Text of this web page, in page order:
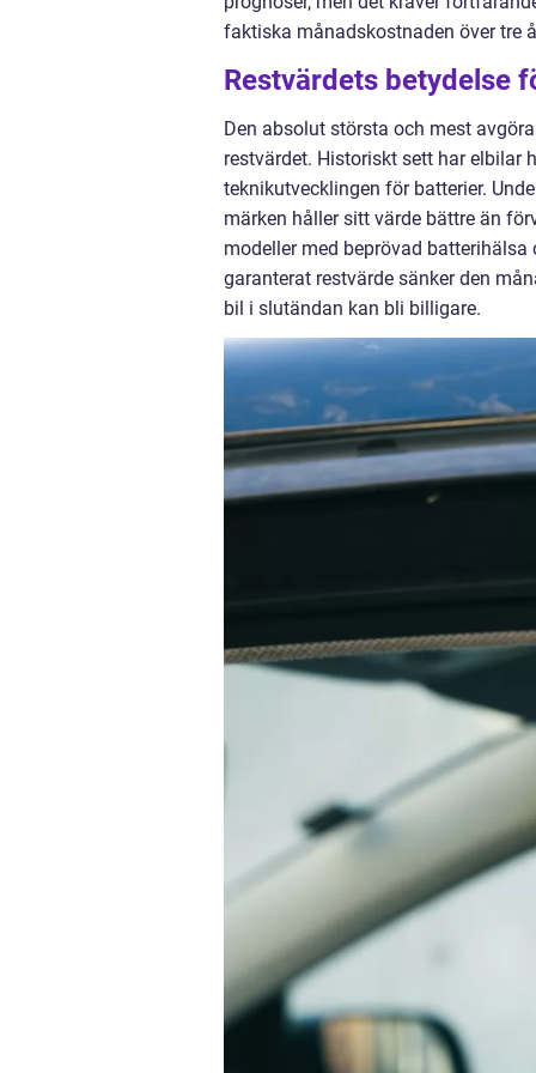
faktiska månadskostnaden över tre
Restvärdets betydelse
Den absolut största och mest
restvärdet. Historiskt sett har elbilar
teknikutvecklingen för batterier.
märken håller sitt värde bättre än
modeller med beprövad
garanterat restvärde sänker den
bil i slutändan kan bli billigare.